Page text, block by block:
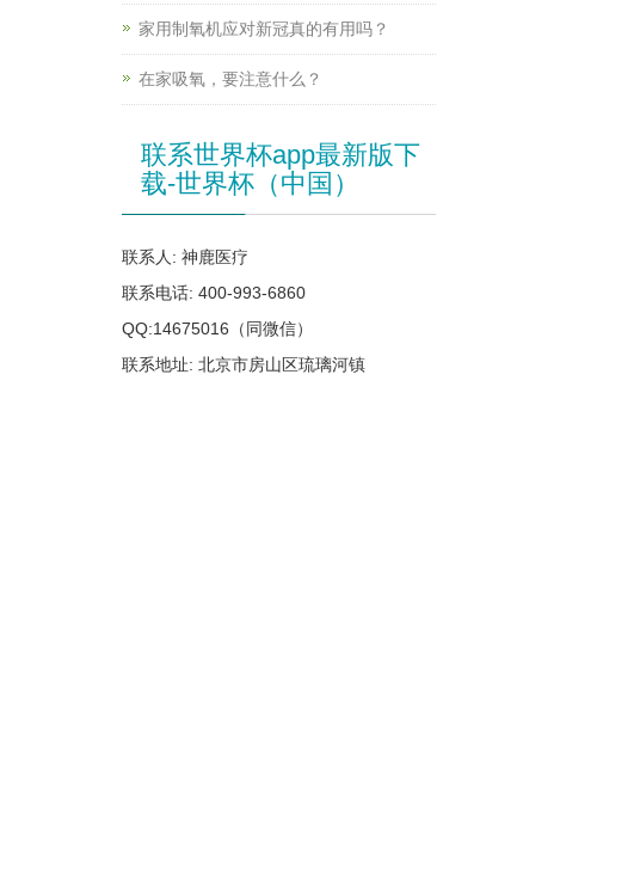
家用制氧机应对新冠真的有用吗？
在家吸氧，要注意什么？
联系世界杯app最新版下
载-世界杯（中国）
联系人: 神鹿医疗
联系电话: 400-993-6860
QQ:14675016（同微信）
联系地址: 北京市房山区琉璃河镇